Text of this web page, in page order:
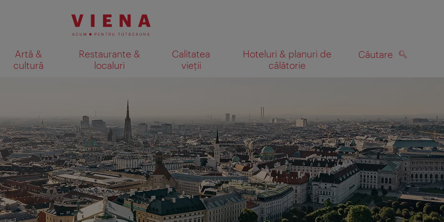
Artă &
cultură
Restaurante &
localuri
Calitatea
vieții
Hoteluri & planuri de
călătorie
Căutare